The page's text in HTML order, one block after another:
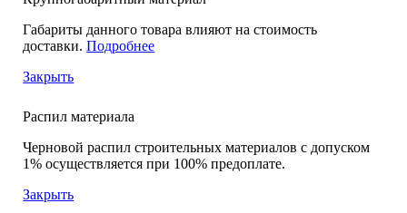
Габариты данного товара влияют на стоимость
доставки.Подробнее
Закрыть
Распил материала
Черновой распил строительных материалов с допуском
1% осуществляется при 100% предоплате.
Закрыть